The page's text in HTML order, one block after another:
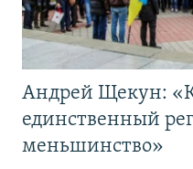
Андрей Щекун:
единственный
меньшинство»